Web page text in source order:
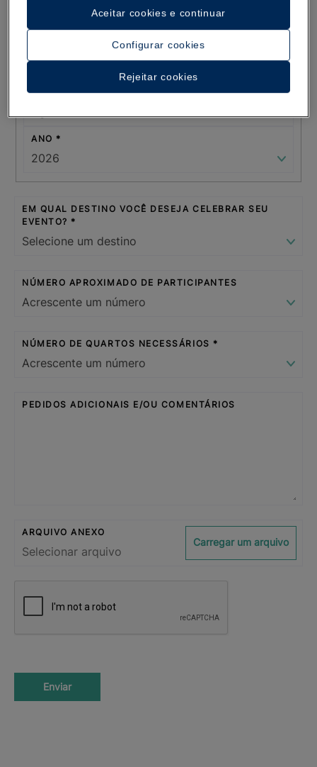
MÊS
ANO
EM QUAL DESTINO VOCÊ DESEJA CELEBRAR SEU
EVENTO?
NÚMERO APROXIMADO DE PARTICIPANTES
NÚMERO DE QUARTOS NECESSÁRIOS
PEDIDOS ADICIONAIS E/OU COMENTÁRIOS
ARQUIVO ANEXO
Carregar um arquivo
Enviar
Configurar cookies
Rejeitar cookies
Aceitar cookies e continuar